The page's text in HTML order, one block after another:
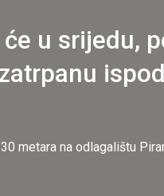
u srijedu,
metara na odlagalištu